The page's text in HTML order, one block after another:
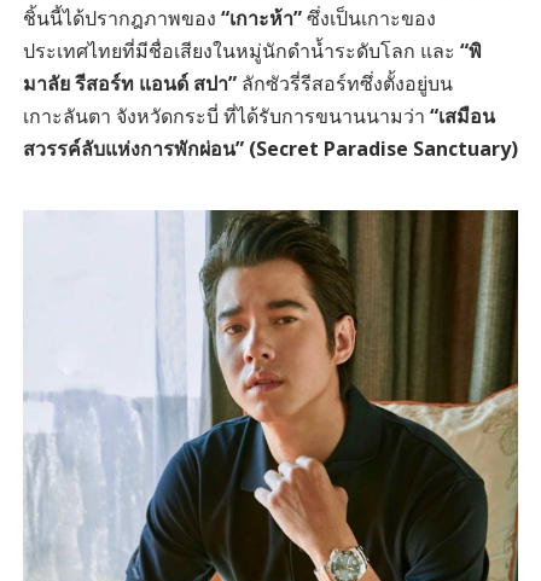
ชิ้นนี้ได้ปรากฎภาพของ “เกาะห้า”ซึ่งเป็นเกาะของ
ประเทศไทยที่มีชื่อเสียงในหมู่นักดำน้ำระดับโลก และ “พิ
มาลัย รีสอร์ท แอนด์ สปา”ลักซัวรี่รีสอร์ทซึ่งตั้งอยู่บน
เกาะลันตา จังหวัดกระบี่ ที่ได้รับการขนานนามว่า “เสมือน
สวรรค์ลับแห่งการพักผ่อน” (Secret Paradise Sanctuary)